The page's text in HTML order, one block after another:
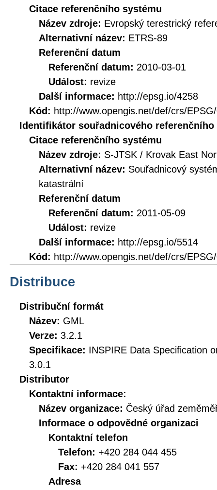
Citace referenčního systému
Název zdroje: Evropský terestrický
Alternativní název: ETRS-89
Referenční datum
Referenční datum: 2010-03-01
Událost: revize
Další informace: http://epsg.io/4258
Kód: http://www.opengis.net/def/crs/
Identifikátor souřadnicového referenčního
Citace referenčního systému
Název zdroje: S-JTSK / Krovak East
Alternativní název: Souřadnicový
katastrální
Referenční datum
Referenční datum: 2011-05-09
Událost: revize
Další informace: http://epsg.io/5514
Kód: http://www.opengis.net/def/crs/
Distribuce
Distribuční formát
Název: GML
Verze: 3.2.1
Specifikace: INSPIRE Data Specification
3.0.1
Distributor
Kontaktní informace:
Název organizace: Český úřad
Informace o odpovědné organizaci
Kontaktní telefon
Telefon: +420 284 044 455
Fax: +420 284 041 557
Adresa